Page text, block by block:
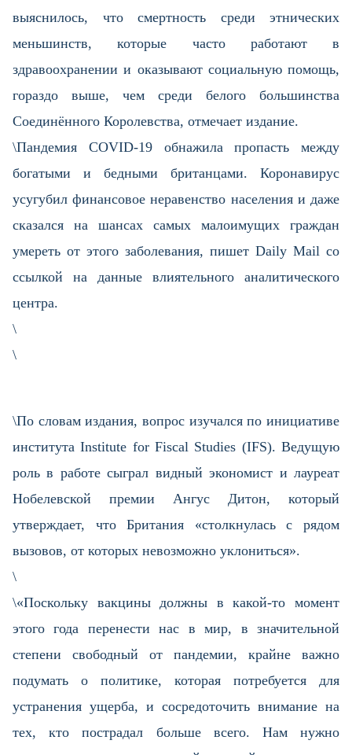
выяснилось, что смертность среди этнических
меньшинств, которые часто работают в
здравоохранении и оказывают социальную помощь,
гораздо выше, чем среди белого большинства
Соединённого Королевства, отмечает издание.
\Пандемия COVID-19 обнажила пропасть между
богатыми и бедными британцами. Коронавирус
усугубил финансовое неравенство населения и даже
сказался на шансах самых малоимущих граждан
умереть от этого заболевания, пишет Daily Mail со
ссылкой на данные влиятельного аналитического
центра.
\
\
\По словам издания, вопрос изучался по инициативе
института Institute for Fiscal Studies (IFS). Ведущую
роль в работе сыграл видный экономист и лауреат
Нобелевской премии Ангус Дитон, который
утверждает, что Британия «столкнулась с рядом
вызовов, от которых невозможно уклониться».
\
\«Поскольку вакцины должны в какой-то момент
этого года перенести нас в мир, в значительной
степени свободный от пандемии, крайне важно
подумать о политике, которая потребуется для
устранения ущерба, и сосредоточить внимание на
тех, кто пострадал больше всего. Нам нужно